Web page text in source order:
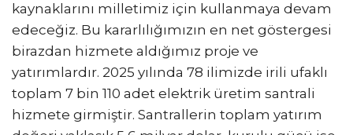
kaynaklarını milletimiz için kullanmaya devam
edeceğiz. Bu kararlılığımızın en net göstergesi
birazdan hizmete aldığımız proje ve
yatırımlardır. 2025 yılında 78 ilimizde irili ufaklı
toplam 7 bin 110 adet elektrik üretim santrali
hizmete girmiştir. Santrallerin toplam yatırım